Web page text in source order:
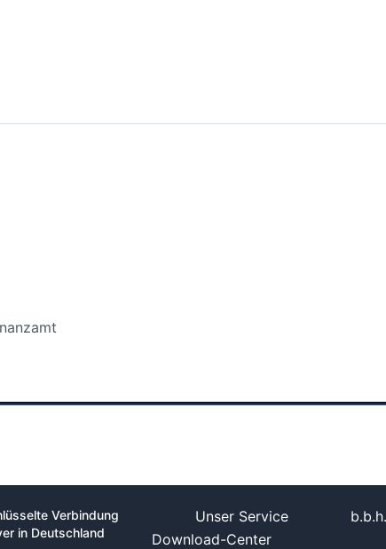
Verbindung
in Deutschland
Unser Service
Download-Center